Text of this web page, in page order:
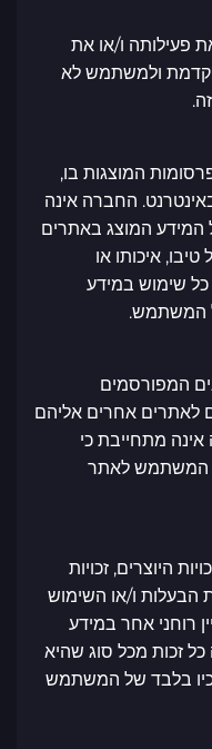
פעילותה ו/או את
ולמשתמש לא
המוצגות בו,
החברה אינה
המידע המוצג באתרים
איכותו או
שימוש במידע
המשתמש.
המפורסמים
לאתרים אחרים אליהם
אינה מתחייבת כי
המשתמש לאתר
היוצרים, זכויות
הבעלות ו/או השימוש
רוחני אחר במידע
זכות מכל סוג שהיא
בלבד של המשתמש